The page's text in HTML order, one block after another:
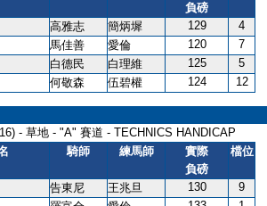
負磅
高雅志 簡炳墀 129
4
馬佳善 愛倫 120
7
白德民 白理維 125
5
何敬森 伍碧權 124 12
- 草地 - "A" 賽道 - TECHNICS HANDICAP
騎師 練馬師
實際
負磅
檔位
告東尼 王兆旦 130
9